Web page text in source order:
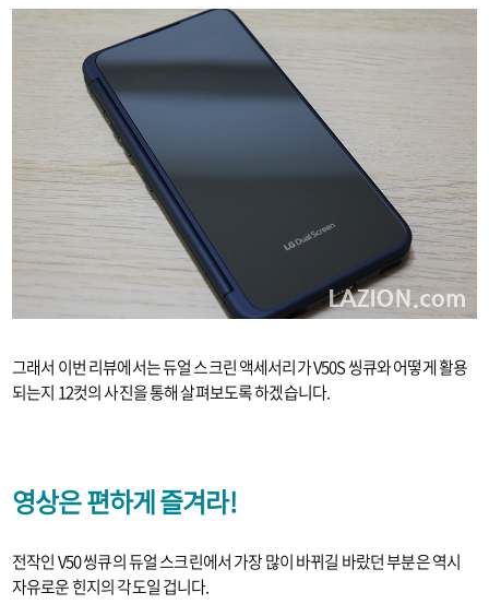
그래서 이번 리뷰에서는 듀얼 스크린 액세서리가 V50S 씽큐와 어떻게 활용
되는지 12컷의 사진을 통해 살펴보도록 하겠습니다.
영상은 편하게 즐겨라!
전작인 V50 씽큐의 듀얼 스크린에서 가장 많이 바뀌길 바랐던 부분은 역시
자유로운 힌지의 각도일 겁니다.